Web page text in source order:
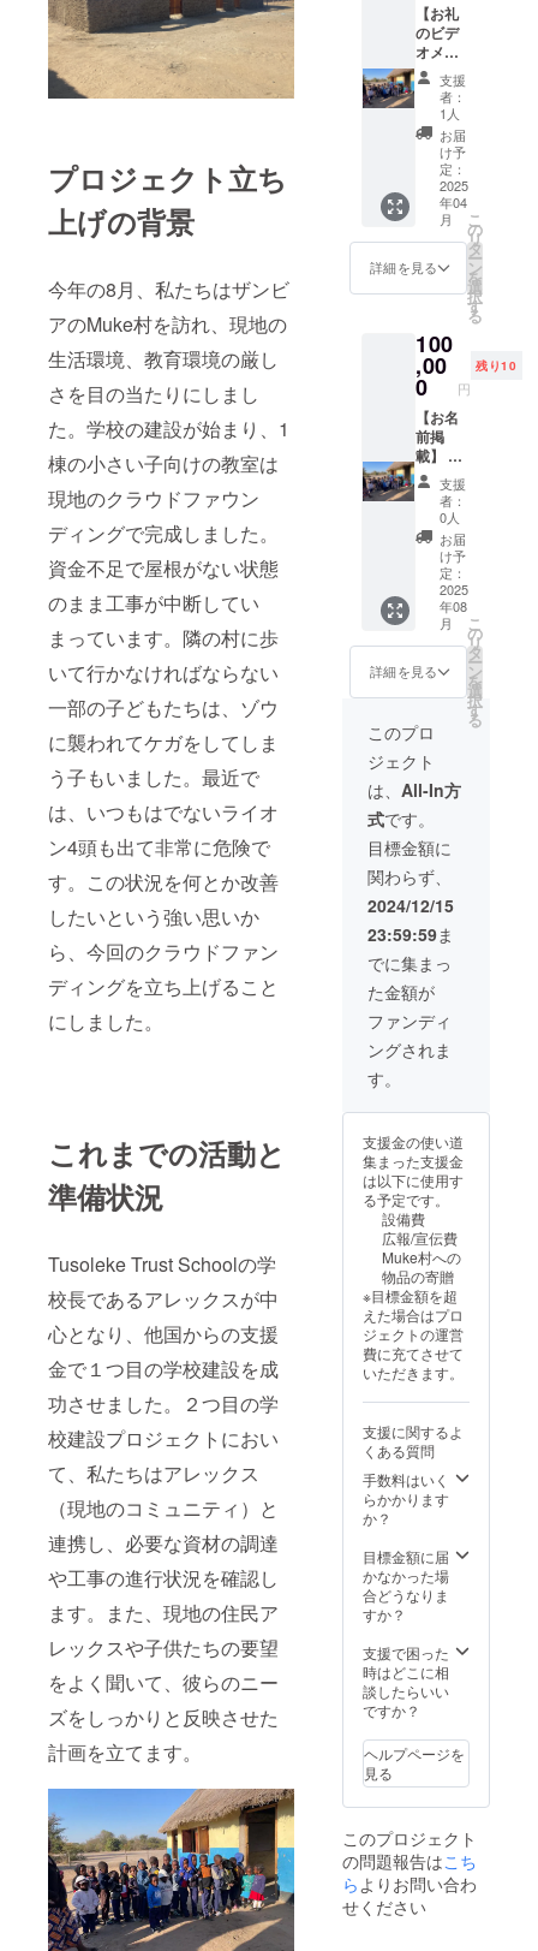
プロジェクト立ち
上げの背景
今年の8月、私たちはザンビ
アのMuke村を訪れ、現地の
生活環境、教育環境の厳し
さを目の当たりにしまし
た。学校の建設が始まり、1
棟の小さい子向けの教室は
現地のクラウドファウン
ディングで完成しました。
資金不足で屋根がない状態
のまま工事が中断してい
まっています。隣の村に歩
いて行かなければならない
一部の子どもたちは、ゾウ
に襲われてケガをしてしま
う子もいました。最近で
は、いつもはでないライオ
ン4頭も出て非常に危険で
す。この状況を何とか改善
したいという強い思いか
ら、今回のクラウドファン
ディングを立ち上げること
にしました。
これまでの活動と
準備状況
Tusoleke Trust Schoolの学
校長であるアレックスが中
心となり、他国からの支援
金で１つ目の学校建設を成
功させました。２つ目の学
校建設プロジェクトにおい
て、私たちはアレックス
（現地のコミュニティ）と
連携し、必要な資材の調達
や工事の進行状況を確認し
ます。また、現地の住民ア
レックスや子供たちの要望
をよく聞いて、彼らのニー
ズをしっかりと反映させた
計画を立てます。
【お礼
のビデ
オメッ
セー
ジ】 感
謝の気
持ちを
込め
て、村
の子供
たちか
らお礼
のビデ
オメッ
セージ
（1分程
お送り
しま
す。 ・
提供方
法：
メール
にURL
を記載
しま
す。
支援
者：
1人
お届
け予
定：
2025
年04
月
詳細を見る
こ
の
リ
タ
ー
ン
を
選
択
す
る
100
,00
0 円
残り10
【お名
前掲
載】 村
に植樹
した木
に、支
援者様
のお名
（ニッ
クネー
ム）を
掲載し
ます。
・掲載
方法：
文字の
み ・掲
載期
間：
2025年
8月1
日〜
2026年
8月1日
までの1
年間 ・
掲載方
法：文
字の
み、ロ
ゴ／バ
ナーの
掲載は
イズ：
㎝×10㎝
程度）
・支援
時、必
ず備考
欄に希
望され
るお名
前をご
記入く
ださ
い。
支援
者：
0人
お届
け予
定：
2025
年08
月
詳細を見る
こ
の
リ
タ
ー
ン
を
選
択
す
る
このプロ
ジェクト
は、 All-In方
式です。
目標金額に
関わらず、
2024/12/15
23:59:59ま
でに集まっ
た金額が
ファンディ
ングされま
す。
支援金の使い道
集まった支援金
は以下に使用す
る予定です。
設備費
広報/宣伝費
Muke村への
物品の寄贈
※目標金額を超
えた場合はプロ
ジェクトの運営
費に充てさせて
いただきます。
支援に関するよ
くある質問
手数料はいく
らかかります
か？
目標金額に届
かなかった場
合どうなりま
すか？
支援で困った
時はどこに相
談したらいい
ですか？
ヘルプページを
見る
このプロジェクト
の問題報告はこち
ら よりお問い合わ
せください